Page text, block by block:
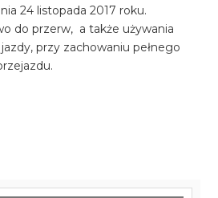
24 listopada 2017 roku.
do przerw, a także używania
przy zachowaniu pełnego